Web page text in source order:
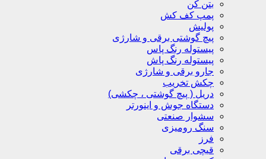
بتن کن
پمپ کف کش
پولیش
پیچ گوشتی برقی و شارژی
پیستوله رنگ پاس
پیستوله رنگ پاش
جارو برقی و شارژی
چکش تخریب
دریل ( پیچ گوشتی ، چکشی)
دستگاه جوش و اینورتر
سشوار صنعتی
سنگ رومیزی
فرز
قیچی برقی